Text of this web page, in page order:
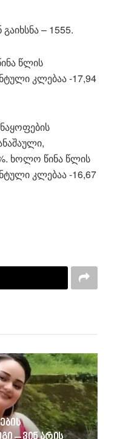
– 1555.
წლის
კლებაა -17,94
ხოლო წინა წლის
კლებაა -16,67